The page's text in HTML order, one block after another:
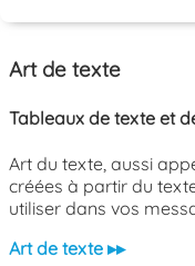
Art de texte
Tableaux de texte et
Art du texte, aussi
créées à partir du
utiliser dans vos
Art de texte ▸▸